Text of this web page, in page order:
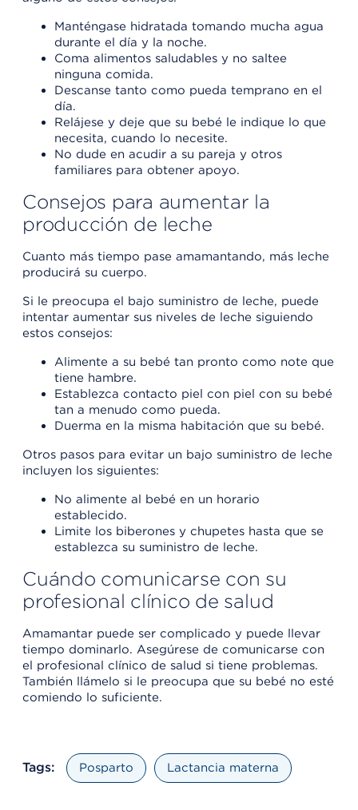
Manténgase hidratada tomando mucha agua
durante el día y la noche.
Coma alimentos saludables y no saltee
ninguna comida.
Descanse tanto como pueda temprano en el
día.
Relájese y deje que su bebé le indique lo que
necesita, cuando lo necesite.
No dude en acudir a su pareja y otros
familiares para obtener apoyo.
Consejos para aumentar la
producción de leche
Cuanto más tiempo pase amamantando, más leche
producirá su cuerpo.
Si le preocupa el bajo suministro de leche, puede
intentar aumentar sus niveles de leche siguiendo
estos consejos:
Alimente a su bebé tan pronto como note que
tiene hambre.
Establezca contacto piel con piel con su bebé
tan a menudo como pueda.
Duerma en la misma habitación que su bebé.
Otros pasos para evitar un bajo suministro de leche
incluyen los siguientes:
No alimente al bebé en un horario
establecido.
Limite los biberones y chupetes hasta que se
establezca su suministro de leche.
Cuándo comunicarse con su
profesional clínico de salud
Amamantar puede ser complicado y puede llevar
tiempo dominarlo. Asegúrese de comunicarse con
el profesional clínico de salud si tiene problemas.
También llámelo si le preocupa que su bebé no esté
comiendo lo suficiente.
Tags: Posparto Lactancia materna